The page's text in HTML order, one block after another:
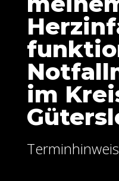
im
Terminhinweis